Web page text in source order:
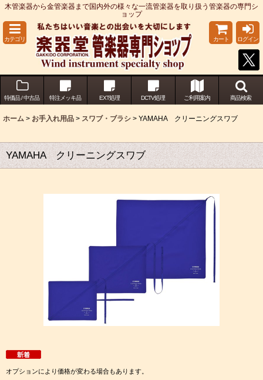
木管楽器から金管楽器まで国内外の様々な一流管楽器を取り扱う管楽器の専門シ
ョップ
カテゴリ カート ログイン
特価品 / 中古品 特注メッキ品 EXT処理 DCTV処理 ご利用案内 商品検索
ホーム > お手入れ用品 > スワブ・ブラシ > YAMAHA クリーニングスワブ
YAMAHA クリーニングスワブ
オプションにより価格が変わる場合もあります。